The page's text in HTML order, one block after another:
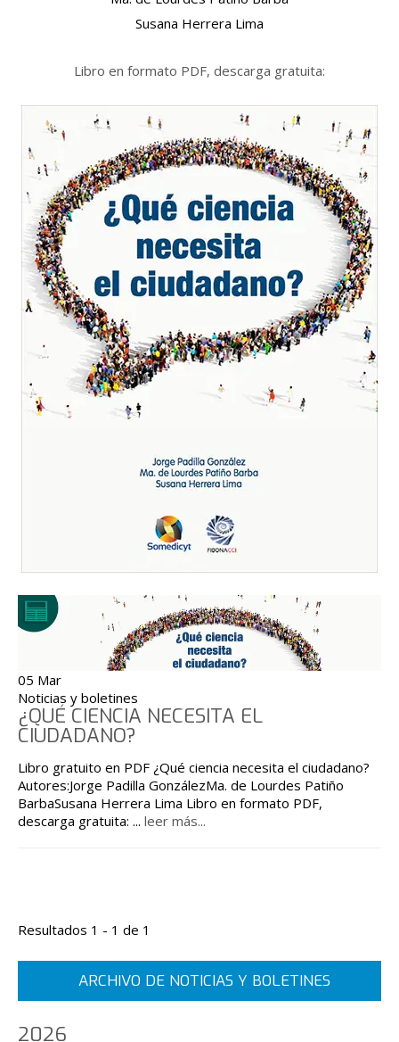
Susana Herrera Lima
Libro en formato PDF, descarga gratuita:
05 Mar
Noticias y boletines
¿QUÉ CIENCIA NECESITA EL
CIUDADANO?
Libro gratuito en PDF ¿Qué ciencia necesita el ciudadano?
Autores:Jorge Padilla GonzálezMa. de Lourdes Patiño
BarbaSusana Herrera Lima Libro en formato PDF,
descarga gratuita: ... leer más...
Resultados 1 - 1 de 1
ARCHIVO DE NOTICIAS Y BOLETINES
2026